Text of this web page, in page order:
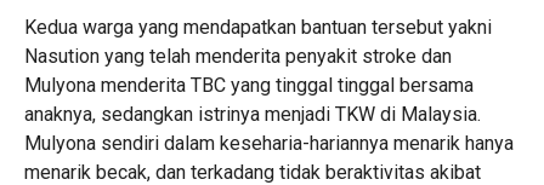
Kedua warga yang mendapatkan bantuan tersebut yakni
Nasution yang telah menderita penyakit stroke dan
Mulyona menderita TBC yang tinggal tinggal bersama
anaknya, sedangkan istrinya menjadi TKW di Malaysia.
Mulyona sendiri dalam keseharia-hariannya menarik hanya
menarik becak, dan terkadang tidak beraktivitas akibat